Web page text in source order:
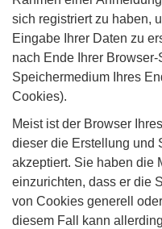
sich registriert zu haben,
Eingabe Ihrer Daten zu
nach Ende Ihrer
Speichermedium Ihres
Cookies).
Meist ist der Browser
dieser die Erstellung und
akzeptiert. Sie haben die
einzurichten, dass er die
von Cookies generell
diesem Fall kann